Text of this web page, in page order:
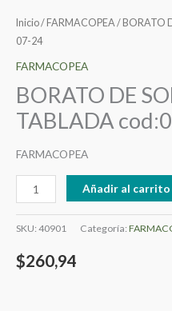
Inicio/ FARMACOPEA/ BORATO
07-24
FARMACOPEA
BORATO DE
TABLADA
FARMACOPEA
Añadir al carrito
SKU: 40901 Categoría:
$260,94